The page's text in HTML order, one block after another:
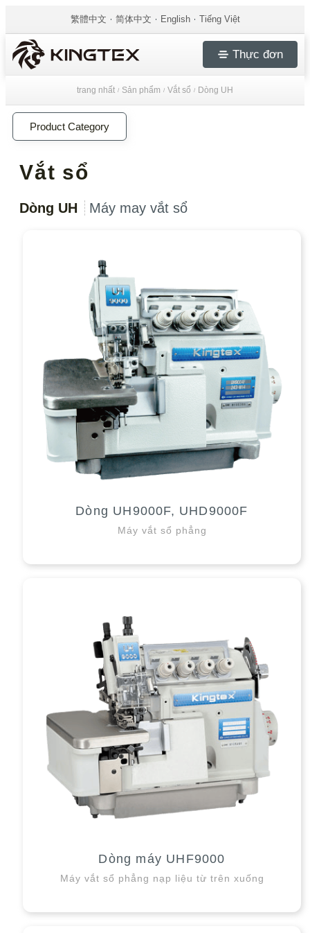
繁體中文 简体中文 English Tiếng Việt
Thực đơn
trang nhất / Sản phẩm / Vắt sổ / Dòng UH
Product Category
Vắt sổ
Dòng UH Máy may vắt sổ
Dòng UH9000F, UHD9000F
Máy vắt sổ phẳng
Dòng máy UHF9000
Máy vắt sổ phẳng nạp liệu từ trên xuống